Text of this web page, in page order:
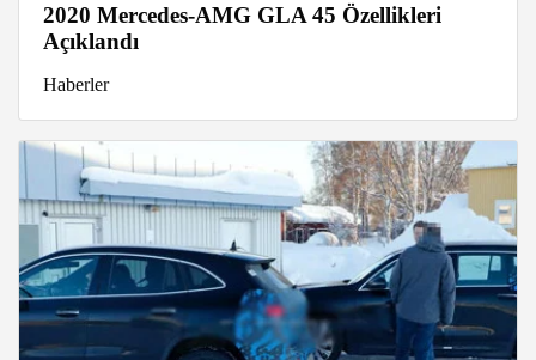
2020 Mercedes-AMG GLA 45 Özellikleri
Açıklandı
Haberler